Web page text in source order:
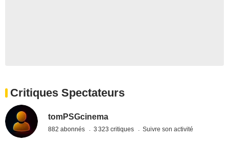
Critiques Spectateurs
tomPSGcinema
882 abonnés 3 323 critiques Suivre son activité